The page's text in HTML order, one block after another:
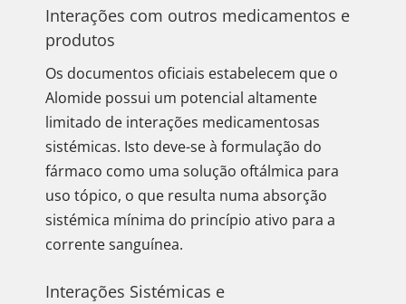
Interações com outros medicamentos e
produtos
Os documentos oficiais estabelecem que o
Alomide possui um potencial altamente
limitado de interações medicamentosas
sistémicas. Isto deve-se à formulação do
fármaco como uma solução oftálmica para
uso tópico, o que resulta numa absorção
sistémica mínima do princípio ativo para a
corrente sanguínea.
Interações Sistémicas e